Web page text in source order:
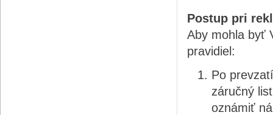
Postup pri
Aby mohla byť
pravidiel:
Po
záručný
oznámiť